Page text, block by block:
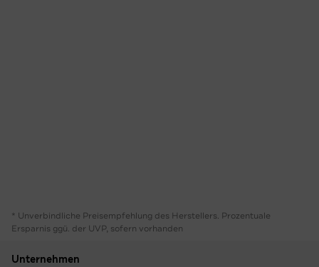
* Unverbindliche Preisempfehlung des Herstellers. Prozentuale
Ersparnis ggü. der UVP, sofern vorhanden
Unternehmen